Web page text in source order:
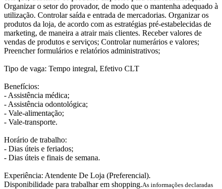
Organizar o setor do provador, de modo que o mantenha adequado à
utilização. Controlar saída e entrada de mercadorias. Organizar os
produtos da loja, de acordo com as estratégias pré-estabelecidas de
marketing, de maneira a atrair mais clientes. Receber valores de
vendas de produtos e serviços; Controlar numerários e valores;
Preencher formulários e relatórios administrativos;
Tipo de vaga: Tempo integral, Efetivo CLT
Benefícios:
- Assistência médica;
- Assistência odontológica;
- Vale-alimentação;
- Vale-transporte.
Horário de trabalho:
- Dias úteis e feriados;
- Dias úteis e finais de semana.
Experiência: Atendente De Loja (Preferencial).
Disponibilidade para trabalhar em shopping.As informações declaradas